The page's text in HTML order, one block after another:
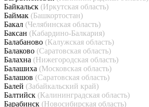
Байкальск (Иркутская область)
Баймак (Башкортостан)
Бакал (Челябинская область)
Баксан (Кабардино-Балкария)
Балабаново (Калужская область)
Балаково (Саратовская область)
Балахна (Нижегородская область)
Балашиха (Московская область)
Балашов (Саратовская область)
Балей (Забайкальский край)
Балтийск (Калининградская область)
Барабинск (Новосибирская область)